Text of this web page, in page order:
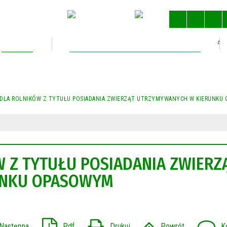
STRONA
ROLNIKÓW Z TYTUŁU POSIADANIA ZWIERZĄT UTRZYMYWANYCH W KIERUNKU
Z TYTUŁU POSIADANIA
OPASOWYM